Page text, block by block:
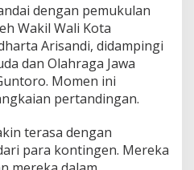
dengan pemukulan
Wakil Wali Kota
Arisandi, didampingi
dan Olahraga Jawa
Momen ini
pertandingan.
terasa dengan
para kontingen. Mereka